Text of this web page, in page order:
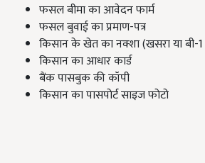
फसल बीमा का आवेदन फार्म
फसल बुवाई का प्रमाण-पत्र
किसान के खेत का नक्शा (खसरा या बी-1
किसान का आधार कार्ड
बैंक पासबुक की कॉपी
किसान का पासपोर्ट साइज फोटो